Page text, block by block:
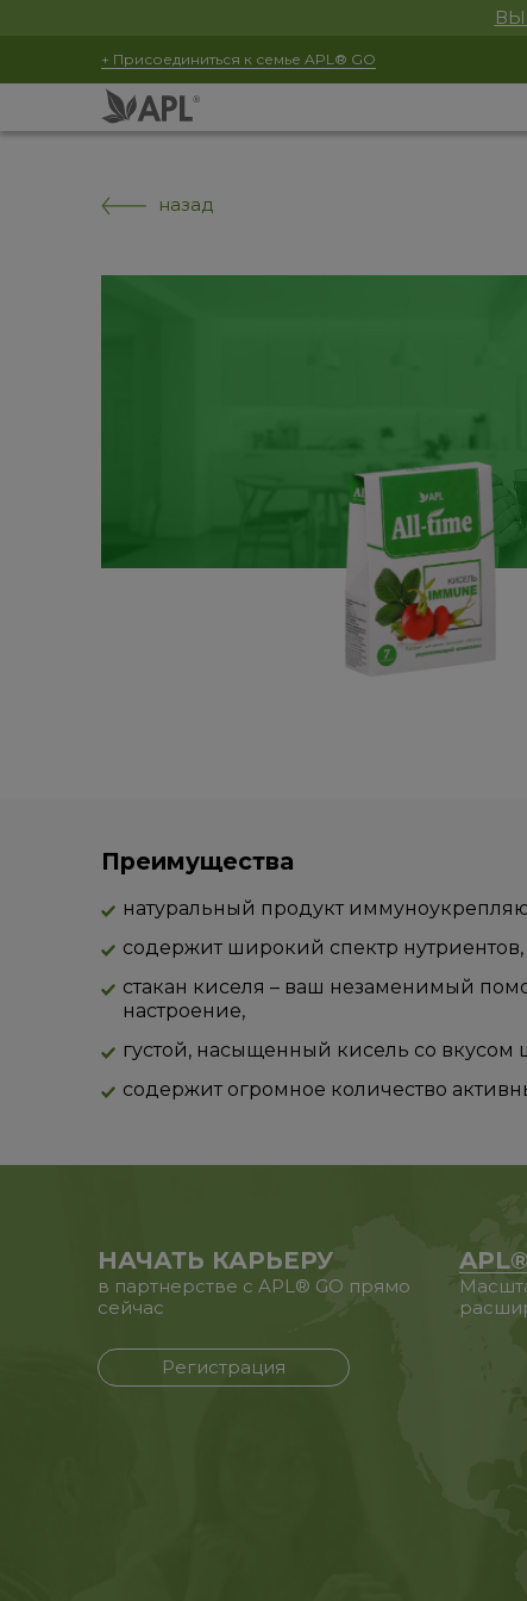
+ Присоединиться к семье APL® GO
назад
Преимущества
натуральный продукт
содержит широкий спектр
стакан киселя – ваш незаменимый
настроение,
густой, насыщенный кисель со
содержит огромное количество
НАЧАТЬ КАРЬЕРУ
в партнерстве с APL® GO прямо
сейчас
Регистрация